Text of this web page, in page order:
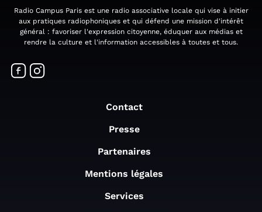
Radio Campus Paris est une radio associative locale qui vise à initier
aux pratiques radiophoniques et qui défend une mission d'intérêt
général : favoriser l'expression citoyenne, éduquer aux médias et
rendre la culture et l'information accessibles à toutes et tous.
Contact
Presse
Partenaires
Mentions légales
Services